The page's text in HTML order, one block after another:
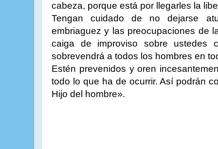
cabeza, porque está por llegarles la
Tengan cuidado de no dejarse
embriaguez y las preocupaciones de
caiga de improviso sobre ustedes
sobrevendrá a todos los hombres en
Estén prevenidos y oren
todo lo que ha de ocurrir. Así podrán
Hijo del hombre».